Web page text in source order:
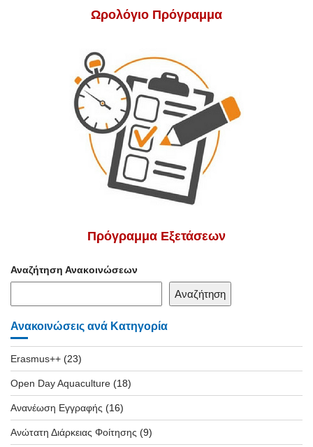
Ωρολόγιο Πρόγραμμα
Πρόγραμμα Εξετάσεων
Αναζήτηση Ανακοινώσεων
Αναζήτηση
Ανακοινώσεις ανά Κατηγορία
Erasmus++ (23)
Open Day Aquaculture (18)
Ανανέωση Εγγραφής (16)
Ανώτατη Διάρκειας Φοίτησης (9)